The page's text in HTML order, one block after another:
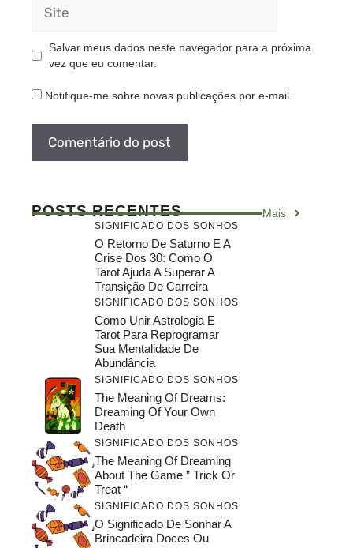
Salvar meus dados neste navegador para a próxima
vez que eu comentar.
Notifique-me sobre novas publicações por e-mail.
POSTS RECENTES Mais
SIGNIFICADO DOS SONHOS
O Retorno De Saturno E A
Crise Dos 30: Como O
Tarot Ajuda A Superar A
Transição De Carreira
SIGNIFICADO DOS SONHOS
Como Unir Astrologia E
Tarot Para Reprogramar
Sua Mentalidade De
Abundância
SIGNIFICADO DOS SONHOS
The Meaning Of Dreams:
Dreaming Of Your Own
Death
SIGNIFICADO DOS SONHOS
The Meaning Of Dreaming
About The Game ” Trick Or
Treat “
SIGNIFICADO DOS SONHOS
O Significado De Sonhar A
Brincadeira Doces Ou